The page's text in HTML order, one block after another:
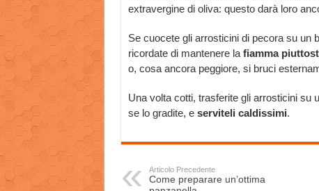
extravergine di oliva: questo darà loro
Se cuocete gli arrosticini di pecora su un
ricordate di mantenere la fiamma
o, cosa ancora peggiore, si bruci
Una volta cotti, trasferite gli arrosticini su
se lo gradite, e serviteli caldissimi.
Articolo Precedente
Come preparare un’ottima